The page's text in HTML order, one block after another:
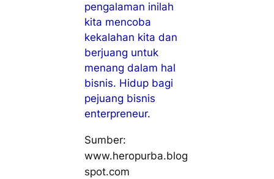
pengalaman inilah
kita mencoba
kekalahan kita dan
berjuang untuk
menang dalam hal
bisnis. Hidup bagi
pejuang bisnis
enterpreneur.
Sumber:
www.heropurba.blog
spot.com